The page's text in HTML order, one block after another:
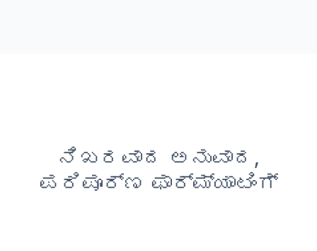
ನಿಖರವಾದ ಅನುವಾದ,
ಪರಿಪೂರ್ಣ ಫಾರ್ಮ್ಯಾಟಿಂಗ್